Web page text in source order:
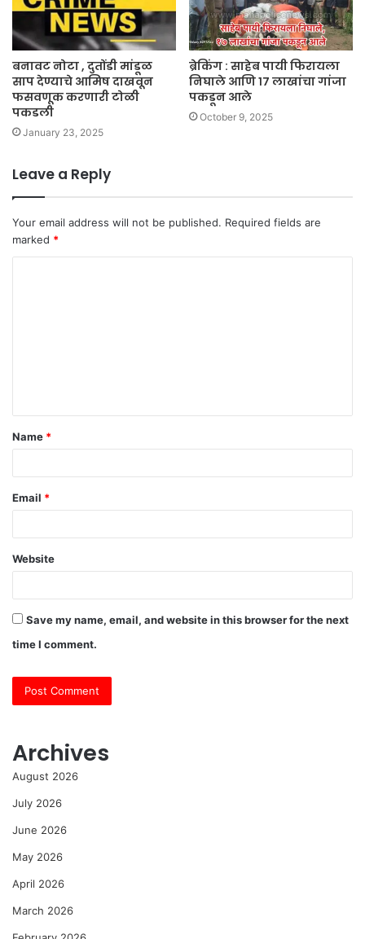
बनावट नोटा , दुतोंडी मांडूळ
साप देण्याचे आमिष दाखवून
फसवणूक करणारी टोळी
पकडली
January 23, 2025
ब्रेकिंग : साहेब पायी फिरायला
निघाले आणि १७ लाखांचा गांजा
पकडून आले
October 9, 2025
Leave a Reply
Your email address will not be published. Required fields are
marked *
t
*
Name *
Email *
Website
Save my name, email, and website in this browser for the next
time I comment.
Archives
August 2026
July 2026
June 2026
May 2026
April 2026
March 2026